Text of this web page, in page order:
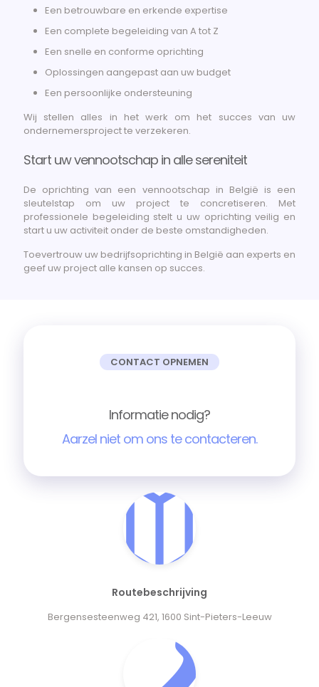
Een betrouwbare en erkende expertise
Een complete begeleiding van A tot Z
Een snelle en conforme oprichting
Oplossingen aangepast aan uw budget
Een persoonlijke ondersteuning
Wij stellen alles in het werk om het succes van uw
ondernemersproject te verzekeren.
Start uw vennootschap in alle sereniteit
De oprichting van een vennootschap in België is een
sleutelstap om uw project te concretiseren. Met
professionele begeleiding stelt u uw oprichting veilig en
start u uw activiteit onder de beste omstandigheden.
Toevertrouw uw bedrijfsoprichting in België aan experts en
geef uw project alle kansen op succes.
CONTACT OPNEMEN
Informatie nodig?
Aarzel niet om ons te contacteren.
Routebeschrijving
Bergensesteenweg 421, 1600 Sint-Pieters-Leeuw